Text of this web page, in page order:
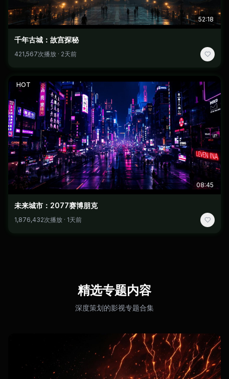
52:18
千年古城：故宫探秘
421,567次播放 · 2天前
HOT
08:45
未来城市：2077赛博朋克
1,876,432次播放 · 1天前
精选专题内容
深度策划的影视专题合集